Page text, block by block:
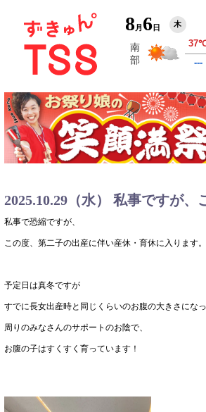
8 月 6日 木
2025.10.29（水） 私事ですが、
私事で恐縮ですが、
この度、第二子の出産に伴い産休・育休に入ります。
予定日は真冬ですが
すでに長女出産時と同じくらいのお腹の大きさになっ
周りのみなさんのサポートのお陰で、
お腹の子はすくすく育っています！